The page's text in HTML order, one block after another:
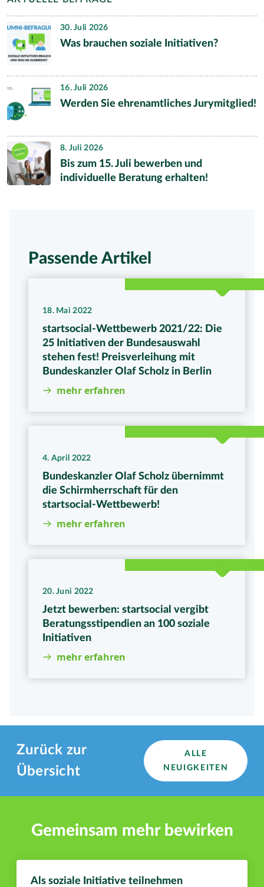
30. Juli 2026
Was brauchen soziale Initiativen?
16. Juli 2026
Werden Sie ehrenamtliches Jurymitglied!
8. Juli 2026
Bis zum 15. Juli bewerben und
individuelle Beratung erhalten!
Passende Artikel
18. Mai 2022
startsocial-Wettbewerb 2021/22: Die
25 Initiativen der Bundesauswahl
stehen fest! Preisverleihung mit
Bundeskanzler Olaf Scholz in Berlin
mehr erfahren
4. April 2022
Bundeskanzler Olaf Scholz übernimmt
die Schirmherrschaft für den
startsocial-Wettbewerb!
mehr erfahren
20. Juni 2022
Jetzt bewerben: startsocial vergibt
Beratungsstipendien an 100 soziale
Initiativen
mehr erfahren
Zurück zur
Übersicht
ALLE
NEUIGKEITEN
Gemeinsam mehr bewirken
Als soziale Initiative teilnehmen